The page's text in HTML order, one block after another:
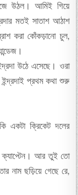
উঠল। আমিই গিয়ে
মতই সাতাশ আঠাশ
করা কোঁকড়ানো চুল,
উঠে এসেছে। ওরা
ইন্দ্রদাই প্রথম কথা শুরু
একটা ক্রিকেট দলের
ক্যাপ্টেন। আর তুই তো
নাম ছড়িয়ে গেছে রে,